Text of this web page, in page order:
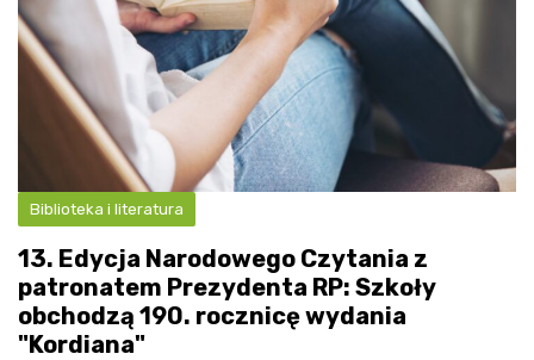
Biblioteka i literatura
13. Edycja Narodowego Czytania z
patronatem Prezydenta RP: Szkoły
obchodzą 190. rocznicę wydania
"Kordiana"